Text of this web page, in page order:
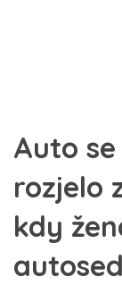
Auto
rozjelo
kdy